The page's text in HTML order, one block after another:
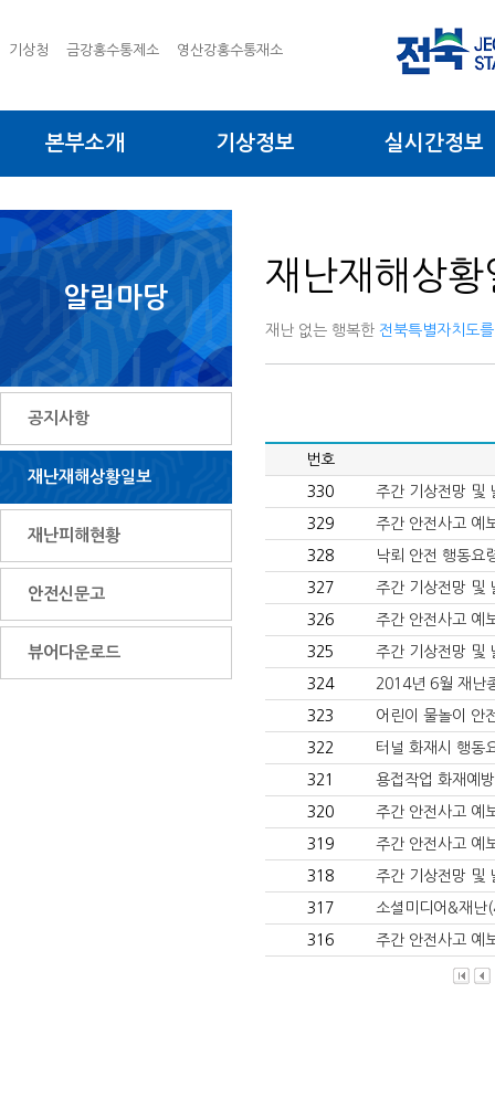
기상청 금강홍수통제소 영산강홍수통재소
본부소개 기상정보 실시간정보
알림마당
공지사항
재난재해상황일보
재난피해현황
안전신문고
뷰어다운로드
재난재해상황
재난 없는 행복한 전북특별자치도
번호
330 주간 기상전망
329 주간 안전사고
328 낙뢰 안전 행동요
327 주간 기상전망
326 주간 안전사고 예
325 주간 기상전망
324 2014년 6월 재난
323 어린이 물놀이 안
322 터널 화재시 행동
321 용접작업 화재예
320 주간 안전사고
319 주간 안전사고
318 주간 기상전망
317 소셜미디어&재난
316 주간 안전사고